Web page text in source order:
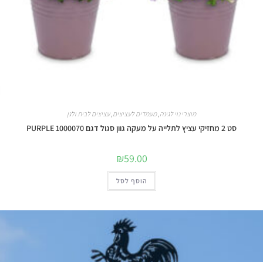
מוצרי נוי לגינה,מעמדים לעציצים,עציצים לבית ולגן
סט 2 מחזיקי עציץ לתלייה על מעקה גוון סגול דגם 1000070 PURPLE
₪59.00
הוסף לסל